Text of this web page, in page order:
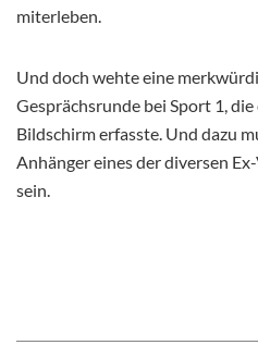
miterleben.
Und doch wehte eine
Gesprächsrunde bei Sport 1,
Bildschirm erfasste. Und dazu
Anhänger eines der diversen
sein.